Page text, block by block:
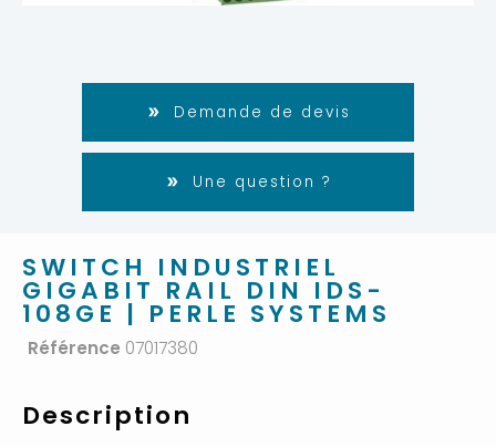
Demande de devis
Une question ?
SWITCH INDUSTRIEL
GIGABIT RAIL DIN IDS-
108GE | PERLE SYSTEMS
Référence 07017380
Description